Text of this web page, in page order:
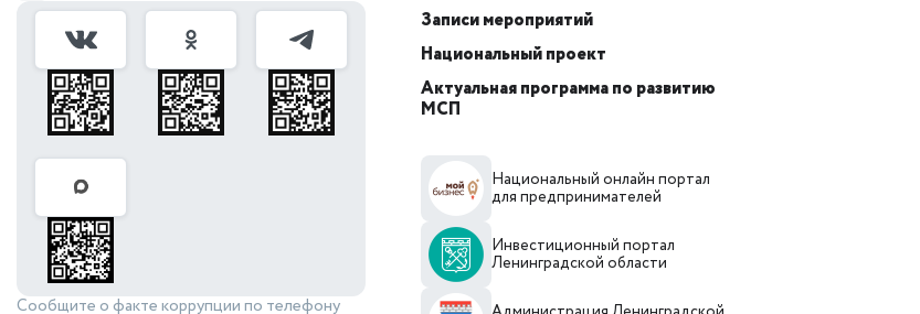
Сообщите о факте коррупции по телефону
Записи мероприятий
Национальный проект
Актуальная программа по развитию
МСП
Национальный онлайн портал
для предпринимателей
Инвестиционный портал
Ленинградской области